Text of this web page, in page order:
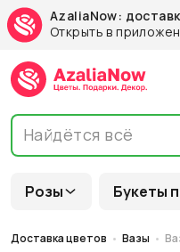
AzaliaNow:
Открыть в
Розы Букеты
Доставка цветов Вазы